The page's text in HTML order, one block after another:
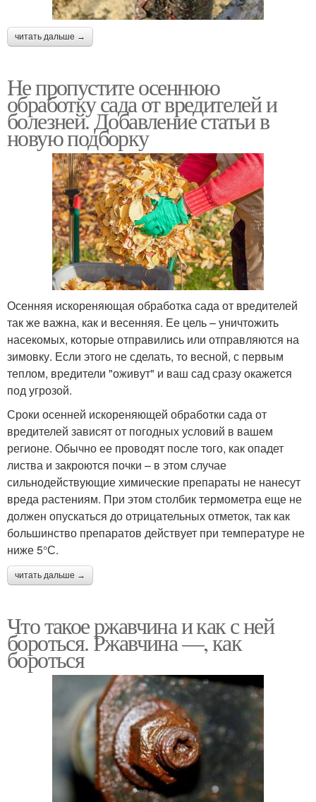
читать дальше →
Не пропустите осеннюю
обработку сада от вредителей и
болезней. Добавление статьи в
новую подборку
Осенняя искореняющая обработка сада от вредителей
так же важна, как и весенняя. Ее цель – уничтожить
насекомых, которые отправились или отправляются на
зимовку. Если этого не сделать, то весной, с первым
теплом, вредители "оживут" и ваш сад сразу окажется
под угрозой.
Сроки осенней искореняющей обработки сада от
вредителей зависят от погодных условий в вашем
регионе. Обычно ее проводят после того, как опадет
листва и закроются почки – в этом случае
сильнодействующие химические препараты не нанесут
вреда растениям. При этом столбик термометра еще не
должен опускаться до отрицательных отметок, так как
большинство препаратов действует при температуре не
ниже 5°С.
читать дальше →
Что такое ржавчина и как с ней
бороться. Ржавчина —, как
бороться